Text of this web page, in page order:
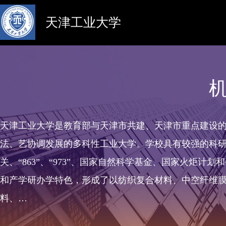
天津工业大学
天津工业大学是教育部与天津市共建、天津市重点建设
法、艺协调发展的多科性工业大学。学校具有较强的科
关、“863”、“973”、国家自然科学基金、国家火炬计
和产学研办学特色，形成了以纺织复合材料、中空纤维
料、…